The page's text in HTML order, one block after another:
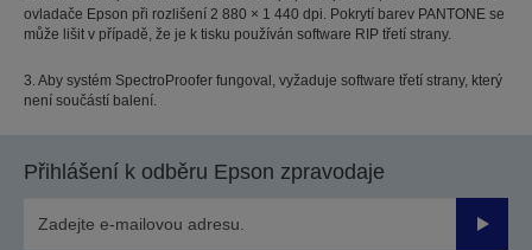
ovladače Epson při rozlišení 2 880 × 1 440 dpi. Pokrytí barev PANTONE se
může lišit v případě, že je k tisku používán software RIP třetí strany.
3. Aby systém SpectroProofer fungoval, vyžaduje software třetí strany, který
není součástí balení.
Přihlášení k odběru Epson zpravodaje